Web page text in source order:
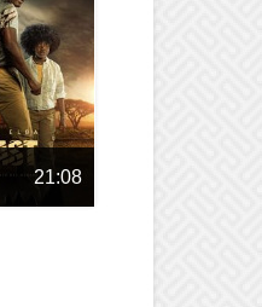
21:08